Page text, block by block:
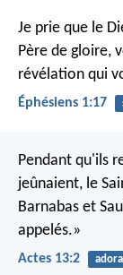
Je prie que le
Père de gloire,
révélation qui
Éphésiens 1:17
Pendant qu'ils
jeûnaient, le
Barnabas et
appelés.»
Actes 13:2